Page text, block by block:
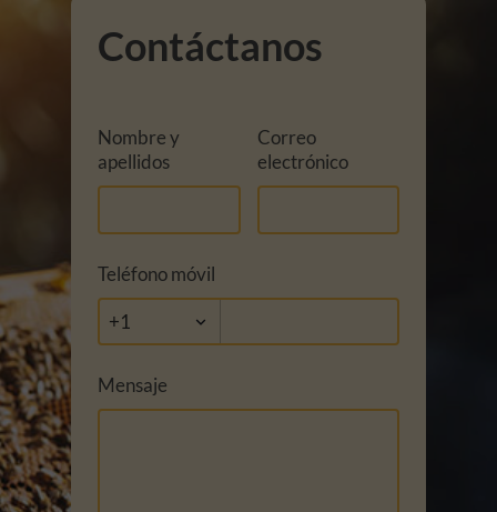
Contáctanos
Nombre y
apellidos
Correo
electrónico
Teléfono móvil
Mensaje